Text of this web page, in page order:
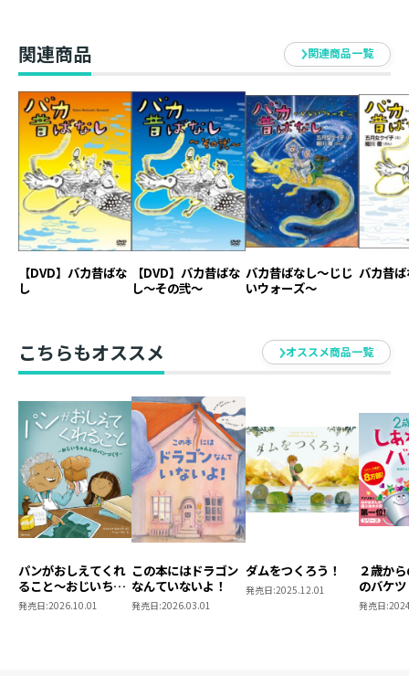
ィレクター、役者としてもマルチに活躍中。主な作品
「レッツ!!古事記」(講談社)「新しい単位」(扶桑社)「バ
カ昔ばなし」（TOブックス）
細川徹（ホソカワ トオル）
コント作家・演出家。「男子はだまってなさいよ!7 天才
バカボン」、「シティボーイズ十月突然大豆のごとく」
など数々の舞台の脚本・演出を手掛ける。五月女とのコ
ンビで書籍「(図解)世界のしくみ」（扶桑社）、「ニュ
ー大人の時間ですよ！」（東京ニュース通信社）「バカ
昔ばなし」（TOブックス）などを手掛ける。
関連商品 関連商品一覧
【DVD】バカ昔ばな
し
【DVD】バカ昔ばな
し～その弐～
バカ昔ばなし～じじ
いウォーズ～
バカ昔
こちらもオススメ オススメ商品一覧
パンがおしえてくれ
ること～おじいちゃ
んとのパンづくり～
発売日:2026.10.01
この本にはドラゴン
なんていないよ！
発売日:2026.03.01
ダムをつくろう！
発売日:2025.12.01
２歳か
のバケツ
発売日: